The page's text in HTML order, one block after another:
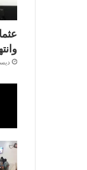
ديسمبر